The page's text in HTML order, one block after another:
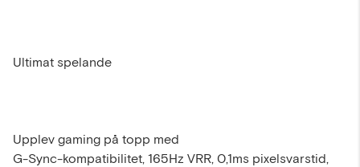
Ultimat spelande
Upplev gaming på topp med
G-Sync-kompatibilitet, 165Hz VRR, 0,1ms pixelsvarstid,